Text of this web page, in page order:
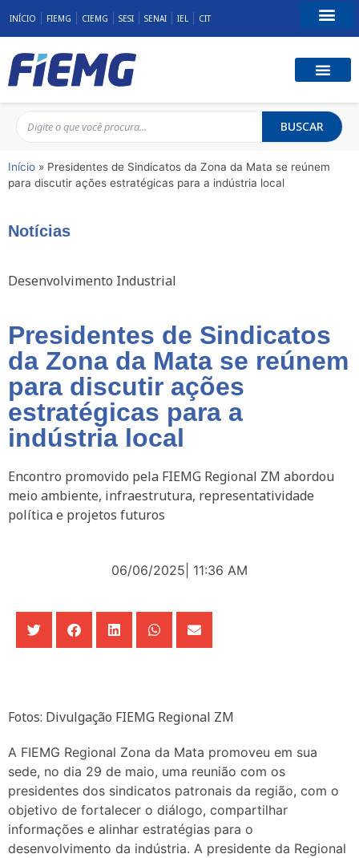
INÍCIO FIEMG CIEMG SESI SENAI IEL CIT
BUSCAR
Início » Presidentes de Sindicatos da Zona da Mata se reúnem
para discutir ações estratégicas para a indústria local
Notícias
Desenvolvimento Industrial
Presidentes de Sindicatos
da Zona da Mata se reúnem
para discutir ações
estratégicas para a
indústria local
Encontro promovido pela FIEMG Regional ZM abordou
meio ambiente, infraestrutura, representatividade
política e projetos futuros
06/06/2025 11:36 AM
Fotos: Divulgação FIEMG Regional ZM
A FIEMG Regional Zona da Mata promoveu em sua
sede, no dia 29 de maio, uma reunião com os
presidentes dos sindicatos patronais da região, com o
objetivo de fortalecer o diálogo, compartilhar
informações e alinhar estratégias para o
desenvolvimento da indústria. A presidente da Regional